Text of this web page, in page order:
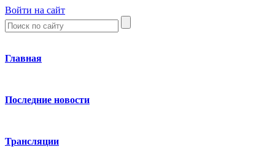
Войти на сайт
Главная
Последние новости
Трансляции